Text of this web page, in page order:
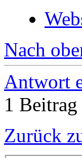
Nach
Antwort
1 Beitrag
Zurück